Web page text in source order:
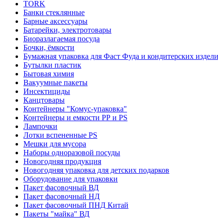
TORK
Банки стеклянные
Барные аксессуары
Батарейки, электротовары
Биоразлагаемая посуда
Бочки, ёмкости
Бумажная упаковка для Фаст Фуда и кондитерских
Бутылки пластик
Бытовая химия
Вакуумные пакеты
Инсектициды
Канцтовары
Контейнеры "Комус-упаковка"
Контейнеры и емкости РР и PS
Лампочки
Лотки вспененные PS
Мешки для мусора
Наборы одноразовой посуды
Новогодняя продукция
Новогодняя упаковка для детских подарков
Оборудование для упаковки
Пакет фасовочный ВД
Пакет фасовочный НД
Пакет фасовочный ПНД Китай
Пакеты "майка" ВД